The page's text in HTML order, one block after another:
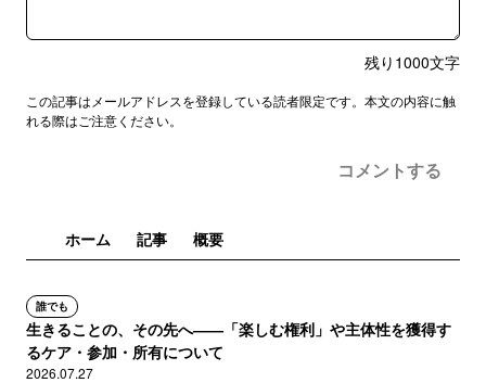
残り 1000文字
この記事はメールアドレスを登録している読者限定です。本文の内容に触
れる際はご注意ください。
コメントする
ホーム 記事 概要
誰でも
生きることの、その先へ――「楽しむ権利」や主体性を獲得す
るケア・参加・所有について
2026.07.27